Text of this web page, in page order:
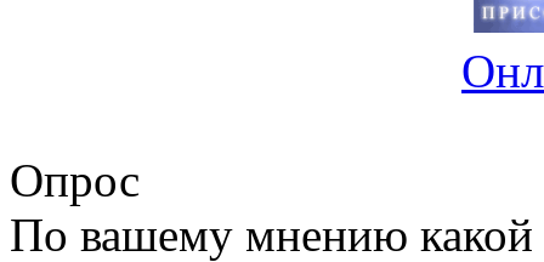
Опрос
По вашему мнению